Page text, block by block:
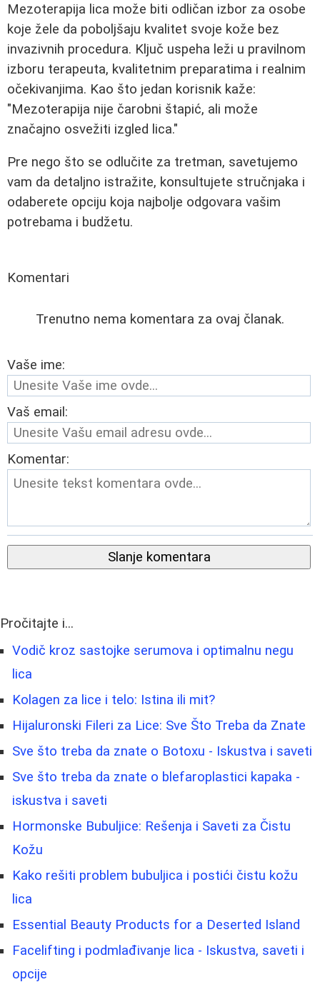
Mezoterapija lica može biti odličan izbor za osobe
koje žele da poboljšaju kvalitet svoje kože bez
invazivnih procedura. Ključ uspeha leži u pravilnom
izboru terapeuta, kvalitetnim preparatima i realnim
očekivanjima. Kao što jedan korisnik kaže:
"Mezoterapija nije čarobni štapić, ali može
značajno osvežiti izgled lica."
Pre nego što se odlučite za tretman, savetujemo
vam da detaljno istražite, konsultujete stručnjaka i
odaberete opciju koja najbolje odgovara vašim
potrebama i budžetu.
Komentari
Trenutno nema komentara za ovaj članak.
Vaše ime:
Vaš email:
Komentar:
Slanje komentara
Pročitajte i...
Vodič kroz sastojke serumova i optimalnu negu
lica
Kolagen za lice i telo: Istina ili mit?
Hijaluronski Fileri za Lice: Sve Što Treba da Znate
Sve što treba da znate o Botoxu - Iskustva i saveti
Sve što treba da znate o blefaroplastici kapaka -
iskustva i saveti
Hormonske Bubuljice: Rešenja i Saveti za Čistu
Kožu
Kako rešiti problem bubuljica i postići čistu kožu
lica
Essential Beauty Products for a Deserted Island
Facelifting i podmlađivanje lica - Iskustva, saveti i
opcije